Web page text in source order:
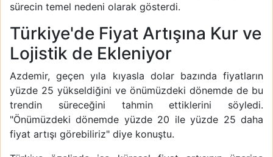
sürecin temel nedeni olarak gösterdi.
Türkiye'de Fiyat Artışına Kur ve
Lojistik de Ekleniyor
Azdemir, geçen yıla kıyasla dolar bazında fiyatların
yüzde 25 yükseldiğini ve önümüzdeki dönemde de bu
trendin süreceğini tahmin ettiklerini söyledi.
"Önümüzdeki dönemde yüzde 20 ile yüzde 25 daha
fiyat artışı görebiliriz" diye konuştu.